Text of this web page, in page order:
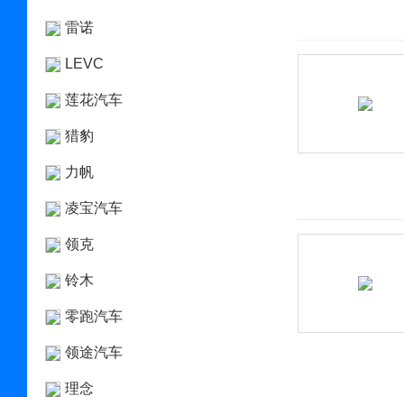
雷诺
LEVC
莲花汽车
猎豹
力帆
凌宝汽车
领克
铃木
零跑汽车
领途汽车
理念